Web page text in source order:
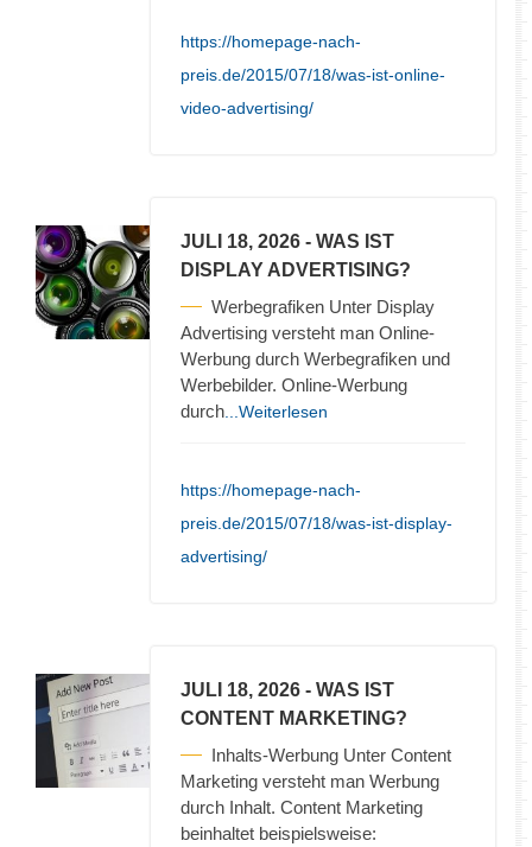
https://homepage-nach-
preis.de/2015/07/18/was-ist-online-
video-advertising/
JULI 18, 2026 - WAS IST
DISPLAY ADVERTISING?
Werbegrafiken Unter Display
Advertising versteht man Online-
Werbung durch Werbegrafiken und
Werbebilder. Online-Werbung
durch ...Weiterlesen
https://homepage-nach-
preis.de/2015/07/18/was-ist-display-
advertising/
JULI 18, 2026 - WAS IST
CONTENT MARKETING?
Inhalts-Werbung Unter Content
Marketing versteht man Werbung
durch Inhalt. Content Marketing
beinhaltet beispielsweise: